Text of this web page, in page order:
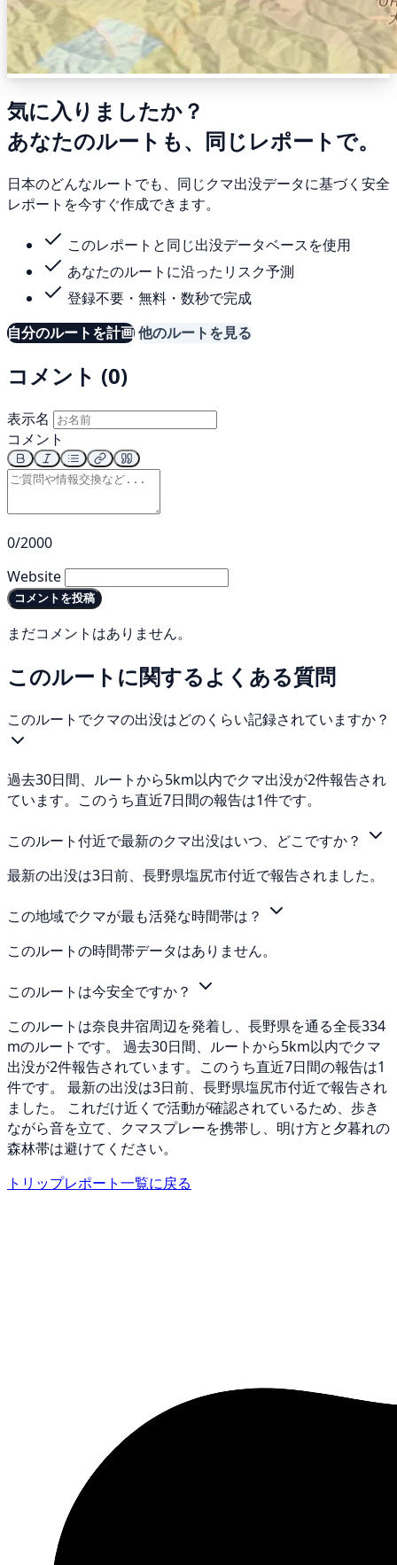
気に入りましたか？
あなたのルートも、同じレポートで。
日本のどんなルートでも、同じクマ出没データに基づく安全
レポートを今すぐ作成できます。
このレポートと同じ出没データベースを使用
あなたのルートに沿ったリスク予測
登録不要・無料・数秒で完成
自分のルートを計画他のルートを見る
コメント (0)
表示名
コメント
0/2000
Website
コメントを投稿
まだコメントはありません。
このルートに関するよくある質問
このルートでクマの出没はどのくらい記録されていますか？
過去30日間、ルートから5km以内でクマ出没が2件報告され
ています。このうち直近7日間の報告は1件です。
このルート付近で最新のクマ出没はいつ、どこですか？
最新の出没は3日前、長野県塩尻市付近で報告されました。
この地域でクマが最も活発な時間帯は？
このルートの時間帯データはありません。
このルートは今安全ですか？
このルートは奈良井宿周辺を発着し、長野県を通る全長334
mのルートです。 過去30日間、ルートから5km以内でクマ
出没が2件報告されています。このうち直近7日間の報告は1
件です。 最新の出没は3日前、長野県塩尻市付近で報告され
ました。 これだけ近くで活動が確認されているため、歩き
ながら音を立て、クマスプレーを携帯し、明け方と夕暮れの
森林帯は避けてください。
トリップレポート一覧に戻る